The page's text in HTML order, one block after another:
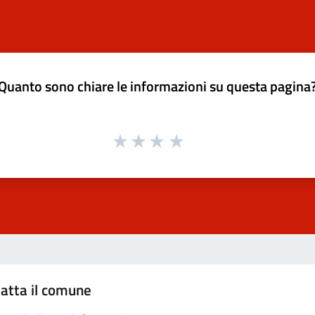
sono chiare le informazioni su questa
il comune